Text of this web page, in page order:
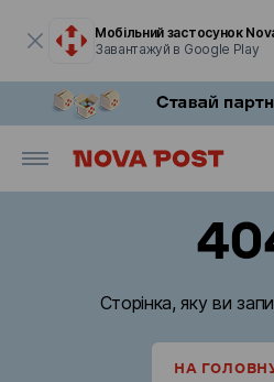
Мобільний застосунок
Завантажуй в Google Play
Сторінка, яку ви
НА